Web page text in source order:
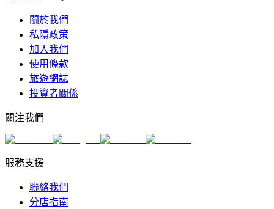
關於我們
私隱政策
加入我們
使用條款
旅遊網誌
投資者關係
關注我們
服務支援
聯絡我們
分店指南